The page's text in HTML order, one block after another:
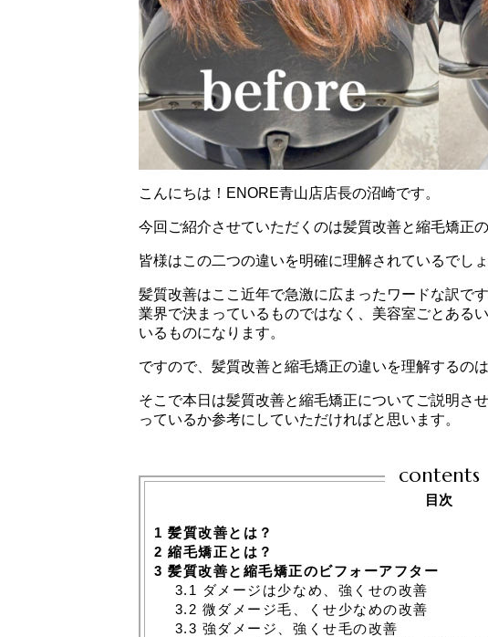
こんにちは！ENORE青山店店長の沼崎です。
今回ご紹介させていただくのは髪質改善と縮毛矯正
皆様はこの二つの違いを明確に理解されているでし
髪質改善はここ近年で急激に広まったワードな訳で
業界で決まっているものではなく、美容室ごとある
いるものになります。
ですので、髪質改善と縮毛矯正の違いを理解するの
そこで本日は髪質改善と縮毛矯正についてご説明さ
っているか参考にしていただければと思います。
contents
目次
1 髪質改善とは？
2 縮毛矯正とは？
3 髪質改善と縮毛矯正のビフォーアフター
3.1 ダメージは少なめ、強くせの改善
3.2 微ダメージ毛、くせ少なめの改善
3.3 強ダメージ、強くせ毛の改善